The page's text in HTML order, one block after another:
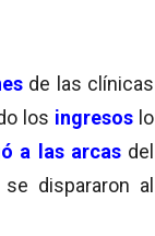
de las clínicas
los ingresos lo
a las arcas del
se dispararon al